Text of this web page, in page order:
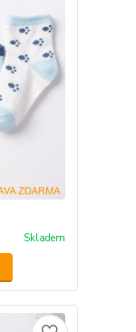
Skladem